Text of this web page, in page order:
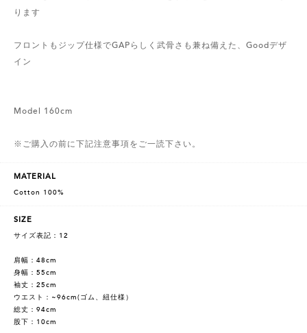
ります
フロントもジップ仕様でGAPらしく武骨さも兼ね備えた、Goodデザ
イン
Model 160cm
※ご購入の前に下記注意事項をご一読下さい。
MATERIAL
Cotton 100%
SIZE
サイズ表記：12
肩幅：48cm
身幅：55cm
袖丈：25cm
ウエスト：~96cm(ゴム、紐仕様）
総丈：94cm
股下：10cm